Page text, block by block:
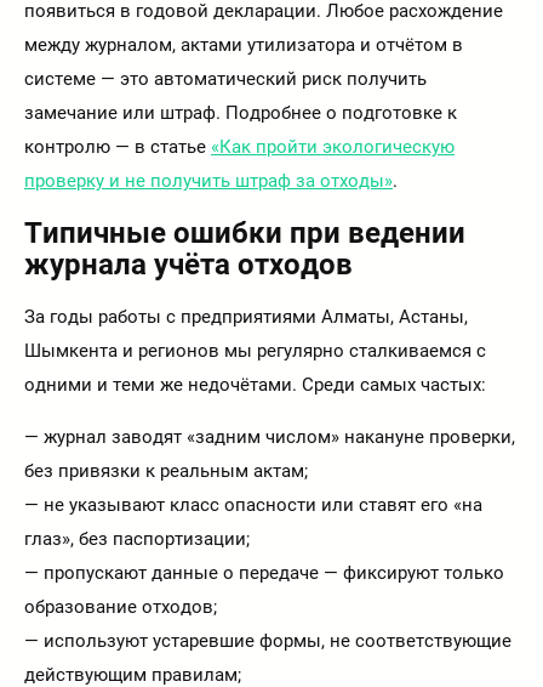
появиться в годовой декларации. Любое расхождение
между журналом, актами утилизатора и отчётом в
системе — это автоматический риск получить
замечание или штраф. Подробнее о подготовке к
контролю — в статье «Как пройти экологическую
проверку и не получить штраф за отходы».
Типичные ошибки при ведении
журнала учёта отходов
За годы работы с предприятиями Алматы, Астаны,
Шымкента и регионов мы регулярно сталкиваемся с
одними и теми же недочётами. Среди самых частых:
— журнал заводят «задним числом» накануне проверки,
без привязки к реальным актам;
— не указывают класс опасности или ставят его «на
глаз», без паспортизации;
— пропускают данные о передаче — фиксируют только
образование отходов;
— используют устаревшие формы, не соответствующие
действующим правилам;